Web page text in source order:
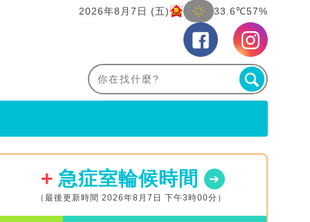
2026年8月7日 (五) 33.6℃57%
急症室輪候時間
（最後更新時間 2026年8月7日 下午3時00分）